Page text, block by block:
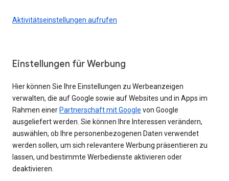
Aktivitätseinstellungen aufrufen
Einstellungen für Werbung
Hier können Sie Ihre Einstellungen zu Werbeanzeigen
verwalten, die auf Google sowie auf Websites und in Apps im
Rahmen einer Partnerschaft mit Google von Google
ausgeliefert werden. Sie können Ihre Interessen verändern,
auswählen, ob Ihre personenbezogenen Daten verwendet
werden sollen, um sich relevantere Werbung präsentieren zu
lassen, und bestimmte Werbedienste aktivieren oder
deaktivieren.